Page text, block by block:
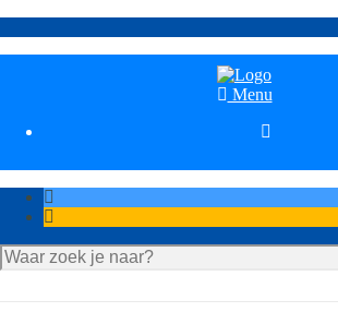
Menu
